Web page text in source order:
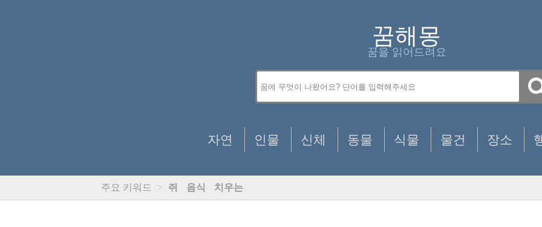
꿈해몽
꿈을 읽어드려요
자연 인물 신체 동물 식물 물건 장소
주요 키워드 > 쥐 음식 치우는